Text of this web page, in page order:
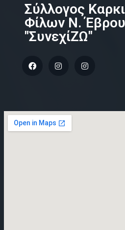
Σύλλογος
Φίλων Ν. Έβρου
"ΣυνεχίΖΩ"